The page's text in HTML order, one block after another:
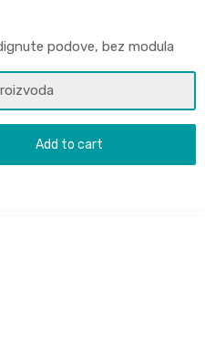
podove, bez modula
Add to cart